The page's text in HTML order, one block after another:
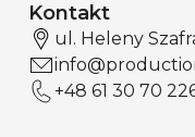
Kontakt
ul. Heleny
+48 61 30 70